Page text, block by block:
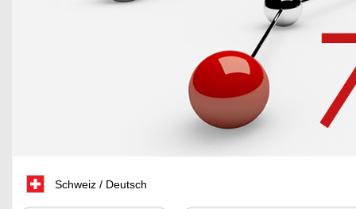
Schweiz / Deutsch